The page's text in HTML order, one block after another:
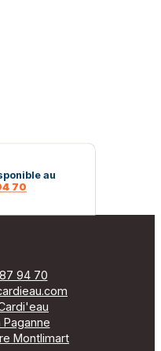
au
70
94 70
Paganne
Montlimart